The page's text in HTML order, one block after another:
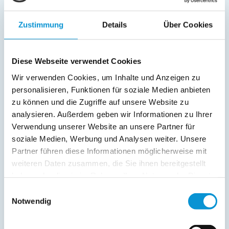
Zustimmung Details Über Cookies
Diese Webseite verwendet Cookies
Wir verwenden Cookies, um Inhalte und Anzeigen zu
personalisieren, Funktionen für soziale Medien anbieten
zu können und die Zugriffe auf unsere Website zu
analysieren. Außerdem geben wir Informationen zu Ihrer
Verwendung unserer Website an unsere Partner für
soziale Medien, Werbung und Analysen weiter. Unsere
Partner führen diese Informationen möglicherweise mit
weiteren Daten zusammen, die Sie ihnen bereitgestellt
Notwendig
Außenanlage:
Garten/Liegewiese
Parkplatz
Terrasse
Service:
Verpflegung:
Beschreibung
Ferienwohnung Sonne und Wind 1 mit Terrasse in der